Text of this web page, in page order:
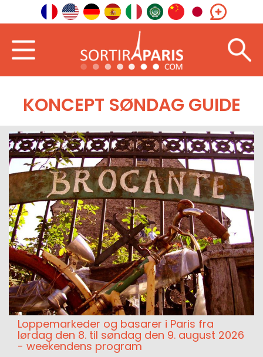
KONCEPT SØNDAG GUIDE
Loppemarkeder og basarer i Paris fra
lørdag den 8. til søndag den 9. august 2026
- weekendens program